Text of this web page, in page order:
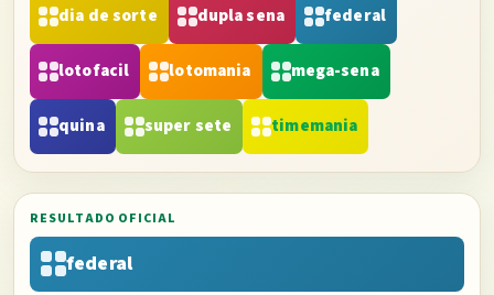
dia de sorte dupla sena federal
lotofacil lotomania mega-sena
quina super sete timemania
RESULTADO OFICIAL
federal